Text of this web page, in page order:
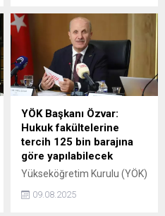
sürdüren Türkiye
Cumhuriyeti Devletinin
AB'ye tam üyeliği aslında
Türkiye'den daha çok
Avrupa'nın kurumsal
kimliğine katkı sunacaktır"
dedi.
YÖK Başkanı Özvar:
Hukuk fakültelerine
tercih 125 bin barajına
göre yapılabilecek
Yükseköğretim Kurulu (YÖK)
Başkanı Erol Özvar, 2025-
YKS tercih sürecinde hukuk
09.08.2025